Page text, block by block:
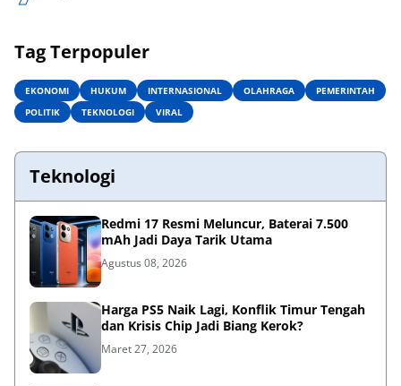
Tag Terpopuler
EKONOMI HUKUM INTERNASIONAL OLAHRAGA
PEMERINTAH
POLITIK
TEKNOLOGI VIRAL
Teknologi
Redmi 17 Resmi Meluncur, Baterai 7.500
mAh Jadi Daya Tarik Utama
Agustus 08, 2026
Harga PS5 Naik Lagi, Konflik Timur Tengah
dan Krisis Chip Jadi Biang Kerok?
Maret 27, 2026